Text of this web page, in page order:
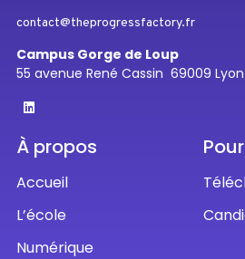
contact@theprogressfactory.fr
Campus Gorge de Loup
55 avenue René Cassin 69009 Lyon
À propos
Accueil
L’école
Numérique